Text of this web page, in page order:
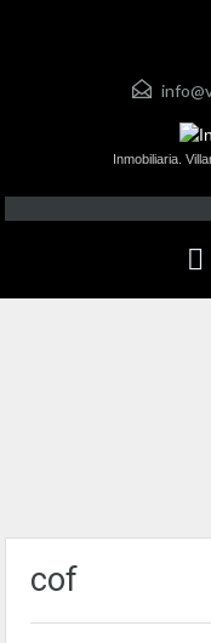
Inmobiliaria.
cof